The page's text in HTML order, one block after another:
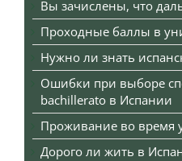
Вы зачислены, что
Проходные баллы в
Нужно ли знать
Ошибки при выборе
bachillerato в Испании
Проживание во время
Дорого ли жить в